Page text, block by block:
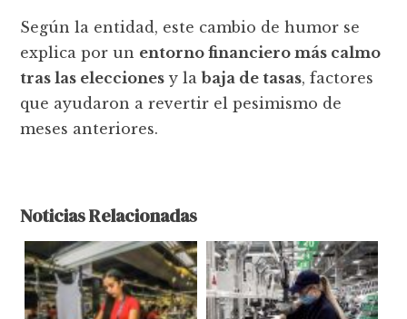
Según la entidad, este cambio de humor se
explica por un entorno financiero más calmo
tras las elecciones y labaja de tasas, factores
que ayudaron a revertir el pesimismo de
meses anteriores.
Noticias Relacionadas